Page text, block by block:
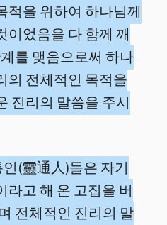
적을 위하여 하나님께
이었음을 다 함께 깨
를 맺음으로써 하나
의 전체적인 목적을
진리의 말씀을 주시
(靈通人)들은 자기
라고 해 온 고집을 버
전체적인 진리의 말